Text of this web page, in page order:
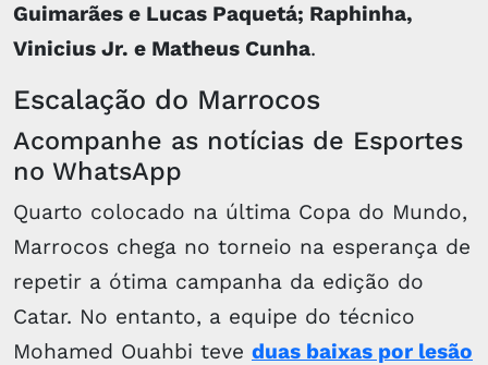
Guimarães e Lucas Paquetá; Raphinha,
Vinicius Jr. e Matheus Cunha.
Escalação do Marrocos
Acompanhe as notícias de Esportes
no WhatsApp
Quarto colocado na última Copa do Mundo,
Marrocos chega no torneio na esperança de
repetir a ótima campanha da edição do
Catar. No entanto, a equipe do técnico
Mohamed Ouahbi teve duas baixas por lesão